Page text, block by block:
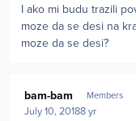
I ako mi budu trazili
moze da se desi na
moze da se desi?
bam-bam Members
July 10, 20188 yr